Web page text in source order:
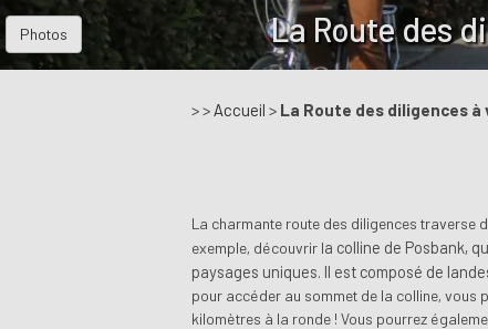
Photos La Route des
> >Accueil > La Route des diligences à
La charmante route des diligences traverse
exemple, découvrir la colline de Posbank,
paysages uniques. Il est composé de
pour accéder au sommet de la colline, vous
kilomètres à la ronde ! Vous pourrez